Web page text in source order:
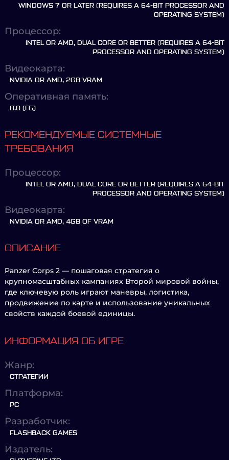
WINDOWS 7 OR LATER (REQUIRES A 64-BIT PROCESSOR AND
OPERATING SYSTEM)
Процессор:
INTEL OR AMD, DUAL CORE OR BETTER (REQUIRES A 64-BIT
PROCESSOR AND OPERATING SYSTEM)
Видеокарта:
NVIDIA OR AMD, 2GB VRAM
Оперативная память:
8.0 (ГБ)
РЕКОМЕНДУЕМЫЕ СИСТЕМНЫЕ
ТРЕБОВАНИЯ
Процессор:
INTEL OR AMD, DUAL CORE OR BETTER (REQUIRES A 64-BIT
PROCESSOR AND OPERATING SYSTEM)
Видеокарта:
NVIDIA OR AMD, 4GB OF VRAM
ОПИСАНИЕ
Panzer Corps 2 — пошаговая стратегия о
крупномасштабных кампаниях Второй мировой войны,
где ключевую роль играют маневры, логистика,
продвижение по карте и использование уникальных
свойств каждой боевой единицы.
ИНФОРМАЦИЯ ОБ ИГРЕ
Жанр:
СТРАТЕГИИ
Платформа:
PC
Разработчик:
FLASHBACK GAMES
Издатель: